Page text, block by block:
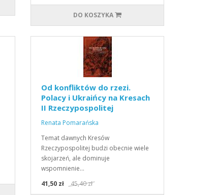
DO KOSZYKA
Od konfliktów do rzezi.
Polacy i Ukraińcy na Kresach
II Rzeczypospolitej
Renata Pomarańska
Temat dawnych Kresów
Rzeczypospolitej budzi obecnie wiele
skojarzeń, ale dominuje
wspomnienie…
41,50 zł
45,40 zł